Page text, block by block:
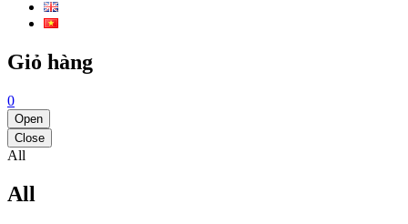
Giỏ hàng
0
Open
Close
All
All